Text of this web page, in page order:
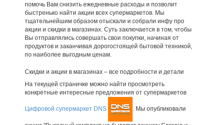
помочь Вам снизить ежедневные расходы и позволит
быстренько найти акции всех супермаркетов. Мы
тщательнейшим образом отыскали и собрали инфу про
акции и скидки в магазинах. Суть заключается в том, чтобы
Вы отправлялись совершать свои покупки, начиная от
продуктов и заканчивая дорогостоящей бытовой техникой,
по наиболее выгодным ценам.
Скидки и акции в магазинах – все подробности и детали
На текущей страничке можно найти просмотреть
конкретные интересные предложения от супермаркетов
Цифровой супермаркет DNS . Мы опубликовали